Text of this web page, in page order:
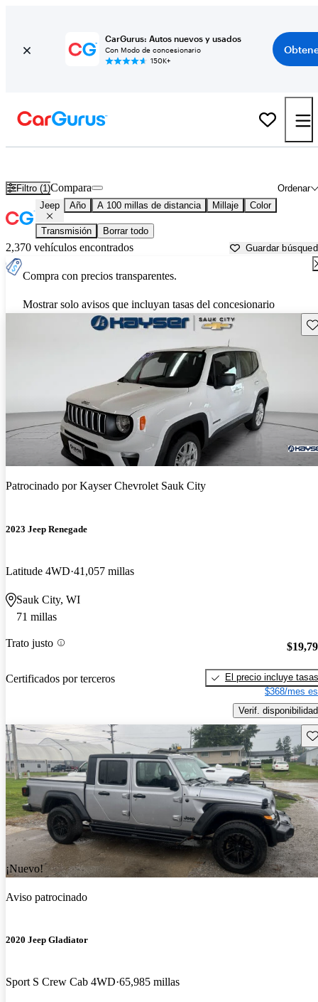
CarGurus: Autos nuevos y usados
Con Modo de concesionario
150K+
Filtro (1) Ordenar
Compara
Jeep Año A 100 millas de distancia Millaje Color
Transmisión Borrar todo
2,370 vehículos encontrados Guardar
Compra con precios transparentes.
Mostrar solo avisos que incluyan tasas del concesionario
Patrocinado porKayser Chevrolet Sauk City
2023 Jeep Renegade
Latitude 4WD 41,057 millas
Sauk City, WI
71 millas
Trato justo
Certificados por terceros
El precio incluye tasas
$368/mes
Verif. disponibilidad
¡Nuevo!
Aviso patrocinado
2020 Jeep Gladiator
Sport S Crew Cab 4WD 65,985 millas